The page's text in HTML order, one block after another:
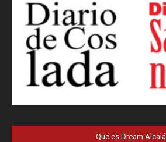
Qué es Dream Alcalá